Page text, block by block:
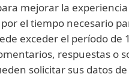
mejorar la
el tiempo necesario
exceder el período de
respuestas o
solicitar sus datos